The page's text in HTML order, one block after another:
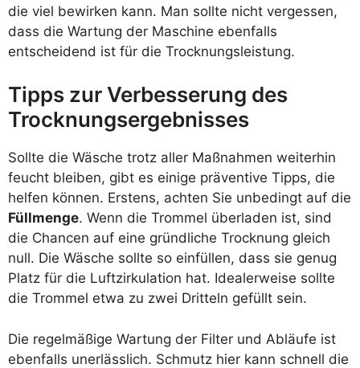
die viel bewirken kann. Man sollte nicht vergessen,
dass die Wartung der Maschine ebenfalls
entscheidend ist für die Trocknungsleistung.
Tipps zur Verbesserung des
Trocknungsergebnisses
Sollte die Wäsche trotz aller Maßnahmen weiterhin
feucht bleiben, gibt es einige präventive Tipps, die
helfen können. Erstens, achten Sie unbedingt auf die
Füllmenge. Wenn die Trommel überladen ist, sind
die Chancen auf eine gründliche Trocknung gleich
null. Die Wäsche sollte so einfüllen, dass sie genug
Platz für die Luftzirkulation hat. Idealerweise sollte
die Trommel etwa zu zwei Dritteln gefüllt sein.
Die regelmäßige Wartung der Filter und Abläufe ist
ebenfalls unerlässlich. Schmutz hier kann schnell die